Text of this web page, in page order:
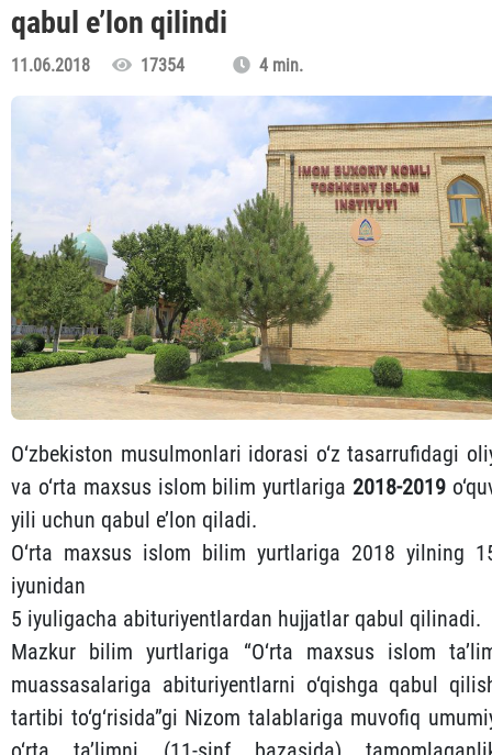
qabul e’lon qilindi
11.06.2018 17354 4 min.
O‘zbekiston musulmonlari idorasi o‘z tasarrufidagi
va o‘rta maxsus islom bilim yurtlariga 2018-2019
yili uchun qabul e’lon qiladi.
O‘rta maxsus islom bilim yurtlariga 2018 yilning
iyunidan
5 iyuligacha abituriyentlardan hujjatlar qabul qilinadi.
Mazkur bilim yurtlariga “O‘rta maxsus islom
muassasalariga abituriyentlarni o‘qishga qabul
tartibi to‘g‘risida”gi Nizom talablariga muvofiq